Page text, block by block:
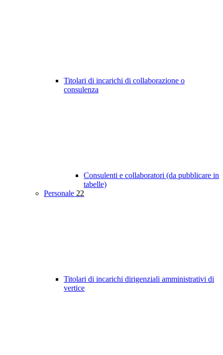
Titolari di incarichi di collaborazione o
consulenza
Consulenti e collaboratori (da pubblicare in
tabelle)
Personale 22
Titolari di incarichi dirigenziali amministrativi di
vertice